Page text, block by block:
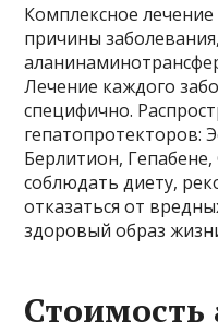
Комплексное
причины
Лечение каждого
специфично.
гепатопротекторов:
Берлитион,
соблюдать диету,
отказаться от
здоровый образ
Стоимость